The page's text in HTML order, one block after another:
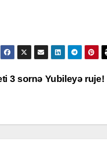
3 sornə Yubileyə ruje!